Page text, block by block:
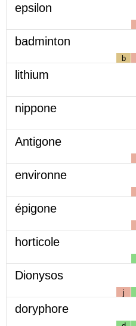
epsilon
badminton
b
lithium
nippone
Antigone
environne
épigone
horticole
Dionysos
j
doryphore